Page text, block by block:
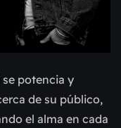
se potencia y
de su público,
el alma en cada